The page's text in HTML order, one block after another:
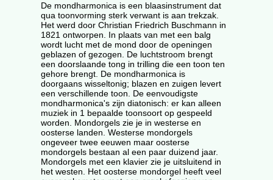
De mondharmonica is een blaasinstrument dat
qua toonvorming sterk verwant is aan trekzak.
Het werd door Christian Friedrich Buschmann in
1821 ontworpen. In plaats van met een balg
wordt lucht met de mond door de openingen
geblazen of gezogen. De luchtstroom brengt
een doorslaande tong in trilling die een toon ten
gehore brengt. De mondharmonica is
doorgaans wisseltonig; blazen en zuigen levert
een verschillende toon. De eenvoudigste
mondharmonica's zijn diatonisch: er kan alleen
muziek in 1 bepaalde toonsoort op gespeeld
worden. Mondorgels zie je in westerse en
oosterse landen. Westerse mondorgels
ongeveer twee eeuwen maar oosterse
mondorgels bestaan al een paar duizend jaar.
Mondorgels met een klavier zie je uitsluitend in
het westen. Het oosterse mondorgel heeft veel